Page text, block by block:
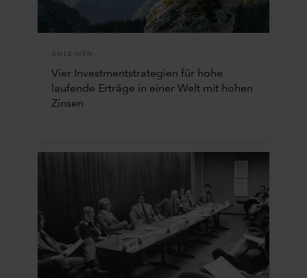
ANLEIHEN
Vier Investmentstrategien für hohe
laufende Erträge in einer Welt mit hohen
Zinsen